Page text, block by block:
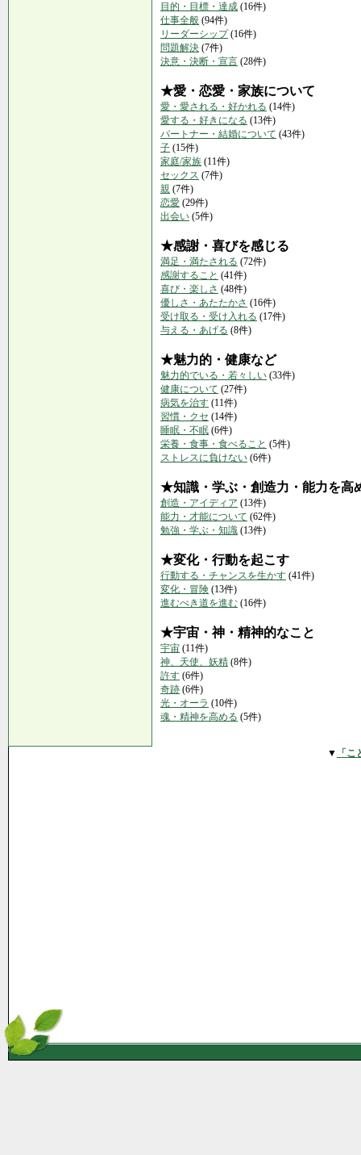
目的・目標・達成 (16件)
仕事全般 (94件)
リーダーシップ(16件)
問題解決 (7件)
決意・決断・宣言 (28件)
★愛・恋愛・家族について
愛・愛される・好かれる (14件)
愛する・好きになる (13件)
パートナー・結婚について (43件)
子 (15件)
家庭/家族 (11件)
セックス (7件)
親 (7件)
恋愛 (29件)
出会い (5件)
★感謝・喜びを感じる
満足・満たされる (72件)
感謝すること (41件)
喜び・楽しさ (48件)
優しさ・あたたかさ (16件)
受け取る・受け入れる (17件)
与える・あげる (8件)
★魅力的・健康など
魅力的でいる・若々しい (33件)
健康について (27件)
病気を治す (11件)
習慣・クセ (14件)
睡眠・不眠 (6件)
栄養・食事・食べること (5件)
ストレスに負けない (6件)
★知識・学ぶ・創造力・能力を高
創造・アイディア (13件)
能力・才能について (62件)
勉強・学ぶ・知識 (13件)
★変化・行動を起こす
行動する・チャンスを生かす (41件)
変化・冒険 (13件)
進むべき道を進む (16件)
★宇宙・神・精神的なこと
宇宙 (11件)
神、天使、妖精 (8件)
許す (6件)
奇跡 (6件)
光・オーラ (10件)
魂・精神を高める (5件)
▼ 「